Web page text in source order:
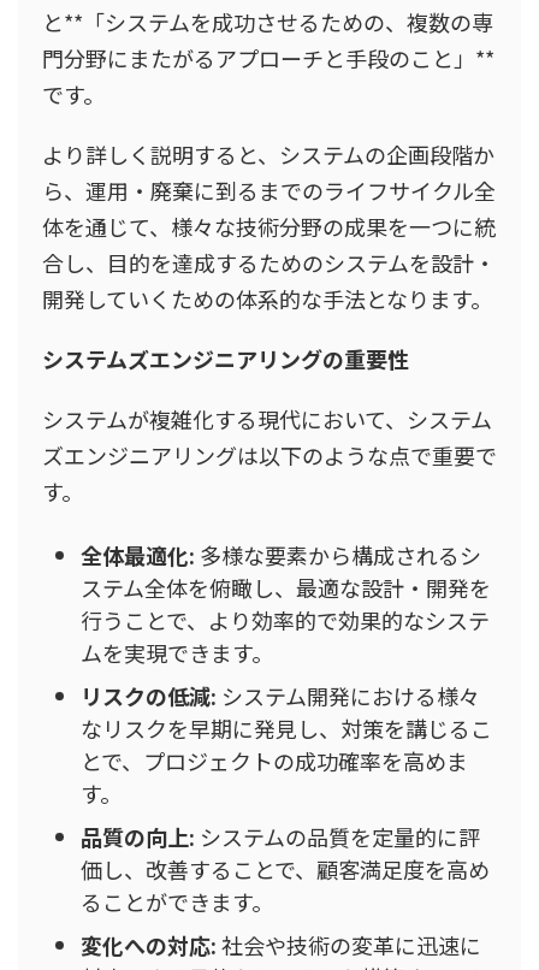
と**「システムを成功させるための、複数の専
門分野にまたがるアプローチと手段のこと」**
です。
より詳しく説明すると、システムの企画段階か
ら、運用・廃棄に到るまでのライフサイクル全
体を通じて、様々な技術分野の成果を一つに統
合し、目的を達成するためのシステムを設計・
開発していくための体系的な手法となります。
システムズエンジニアリングの重要性
システムが複雑化する現代において、システム
ズエンジニアリングは以下のような点で重要で
す。
全体最適化: 多様な要素から構成されるシ
ステム全体を俯瞰し、最適な設計・開発を
行うことで、より効率的で効果的なシステ
ムを実現できます。
リスクの低減: システム開発における様々
なリスクを早期に発見し、対策を講じるこ
とで、プロジェクトの成功確率を高めま
す。
品質の向上: システムの品質を定量的に評
価し、改善することで、顧客満足度を高め
ることができます。
変化への対応:社会や技術の変革に迅速に